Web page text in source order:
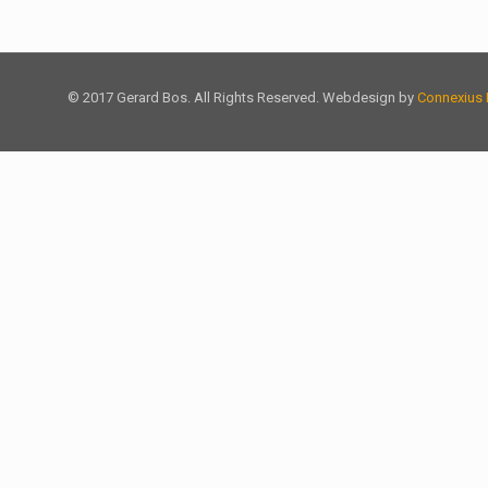
© 2017 Gerard Bos. All Rights Reserved. Webdesign by Connexius